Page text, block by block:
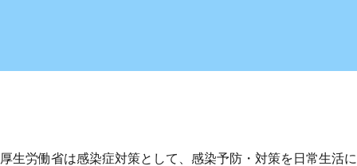
厚生労働省は感染症対策として、感染予防・対策を日常生活に